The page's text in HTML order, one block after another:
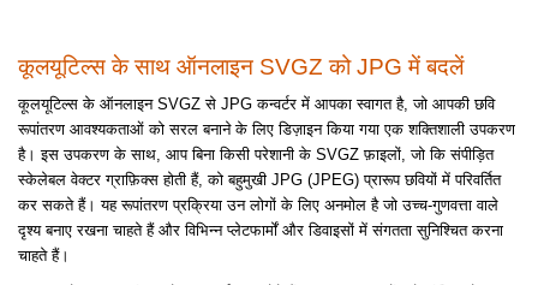
कूलयूटिल्स के साथ ऑनलाइन SVGZ को JPG में बदलें
कूलयूटिल्स के ऑनलाइन SVGZ से JPG कन्वर्टर में आपका स्वागत है, जो आपकी छवि
रूपांतरण आवश्यकताओं को सरल बनाने के लिए डिज़ाइन किया गया एक शक्तिशाली उपकरण
है। इस उपकरण के साथ, आप बिना किसी परेशानी के SVGZ फ़ाइलों, जो कि संपीड़ित
स्केलेबल वेक्टर ग्राफ़िक्स होती हैं, को बहुमुखी JPG (JPEG) प्रारूप छवियों में परिवर्तित
कर सकते हैं। यह रूपांतरण प्रक्रिया उन लोगों के लिए अनमोल है जो उच्च-गुणवत्ता वाले
दृश्य बनाए रखना चाहते हैं और विभिन्न प्लेटफार्मों और डिवाइसों में संगतता सुनिश्चित करना
चाहते हैं।